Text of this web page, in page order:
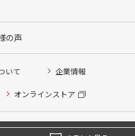
の声
いて 企業情報
オンラインストア